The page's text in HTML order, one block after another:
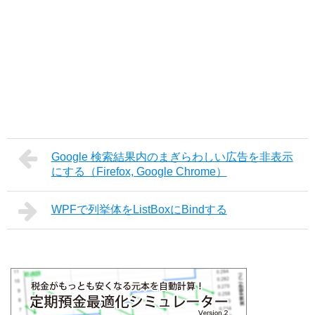
Google 検索結果内のまぎらわしい広告を非表示
にする（Firefox, Google Chrome）
WPFで列挙体をListBoxにBindする